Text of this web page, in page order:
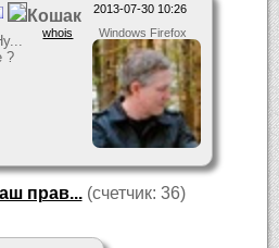
2013-07-30 10:26
Windows Firefox
whois
Кошак
?
прав...(счетчик: 36)